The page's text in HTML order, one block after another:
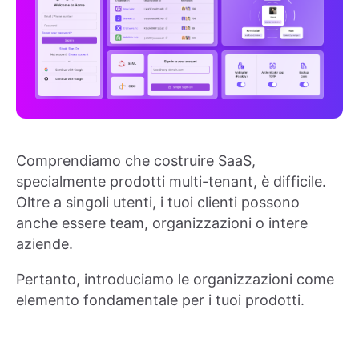
Comprendiamo che costruire SaaS,
specialmente prodotti multi-tenant, è difficile.
Oltre a singoli utenti, i tuoi clienti possono
anche essere team, organizzazioni o intere
aziende.
Pertanto, introduciamo le organizzazioni come
elemento fondamentale per i tuoi prodotti.